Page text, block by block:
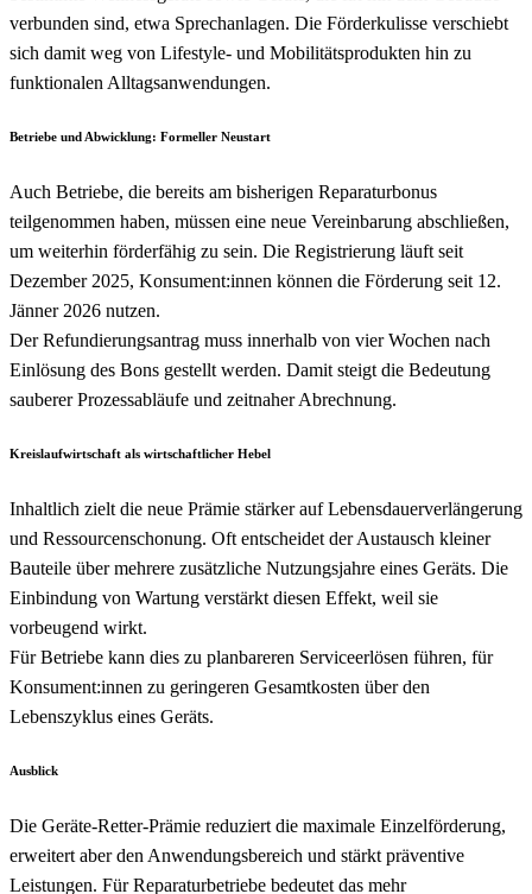
verbunden sind, etwa Sprechanlagen. Die Förderkulisse verschiebt
sich damit weg von Lifestyle- und Mobilitätsprodukten hin zu
funktionalen Alltagsanwendungen.
Betriebe und Abwicklung: Formeller Neustart
Auch Betriebe, die bereits am bisherigen Reparaturbonus
teilgenommen haben, müssen eine neue Vereinbarung abschließen,
um weiterhin förderfähig zu sein. Die Registrierung läuft seit
Dezember 2025, Konsument:innen können die Förderung seit 12.
Jänner 2026 nutzen.
Der Refundierungsantrag muss innerhalb von vier Wochen nach
Einlösung des Bons gestellt werden. Damit steigt die Bedeutung
sauberer Prozessabläufe und zeitnaher Abrechnung.
Kreislaufwirtschaft als wirtschaftlicher Hebel
Inhaltlich zielt die neue Prämie stärker auf Lebensdauerverlängerung
und Ressourcenschonung. Oft entscheidet der Austausch kleiner
Bauteile über mehrere zusätzliche Nutzungsjahre eines Geräts. Die
Einbindung von Wartung verstärkt diesen Effekt, weil sie
vorbeugend wirkt.
Für Betriebe kann dies zu planbareren Serviceerlösen führen, für
Konsument:innen zu geringeren Gesamtkosten über den
Lebenszyklus eines Geräts.
Ausblick
Die Geräte-Retter-Prämie reduziert die maximale Einzelförderung,
erweitert aber den Anwendungsbereich und stärkt präventive
Leistungen. Für Reparaturbetriebe bedeutet das mehr